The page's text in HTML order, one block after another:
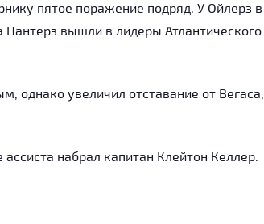
пятое поражение подряд. У Ойлерз в
вышли в лидеры Атлантического
однако увеличил отставание от Вегаса,
набрал капитан Клейтон Келлер.